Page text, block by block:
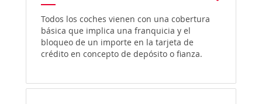
Todos los coches vienen con una cobertura
básica que implica una franquicia y el
bloqueo de un importe en la tarjeta de
crédito en concepto de depósito o fianza.